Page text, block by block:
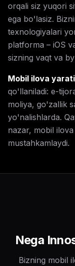
orqali siz yuqori
ega bo'lasiz.
texnologiyalari
platforma – iOS
sizning vaqt va
Mobil ilova
qo'llaniladi: e-
moliya, go'zallik
yo'nalishlarda.
nazar, mobil
mustahkamlaydi.
Nega
Bizning mobil